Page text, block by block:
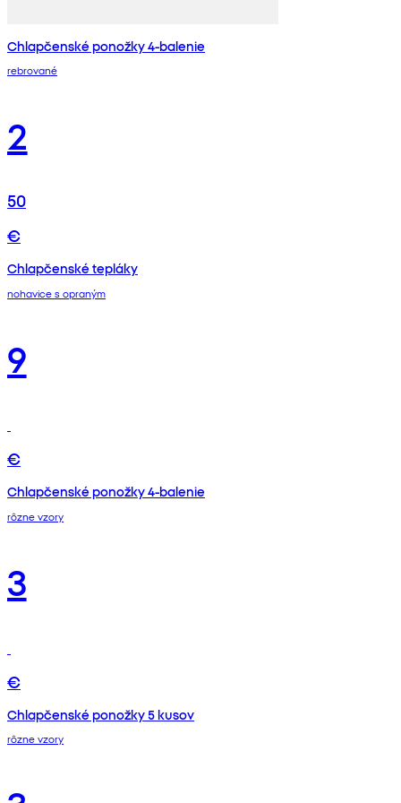
Chlapčenské ponožky 4-balenie
rebrované
2
50
€
Chlapčenské tepláky
nohavice s opraným
9
€
Chlapčenské ponožky 4-balenie
rôzne vzory
3
€
Chlapčenské ponožky 5 kusov
rôzne vzory